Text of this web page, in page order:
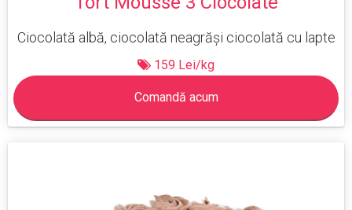
Ciocolată albă, ciocolată neagrăși ciocolată cu lapte
159 Lei/kg
Comandă acum